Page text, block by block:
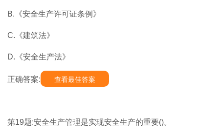
B.《安全生产许可证条例》
C.《建筑法》
D.《安全生产法》
正确答案: 查看最佳答案
第19题:安全生产管理是实现安全生产的重要()。